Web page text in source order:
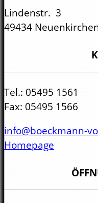
Lindenstr. 3
49434
Tel.: 05495 1561
Fax: 05495 1566
info@boeckmann-
Homepage